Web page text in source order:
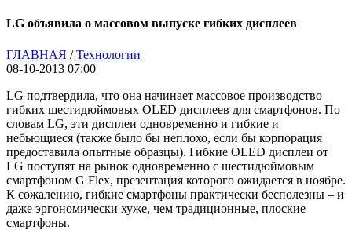
LG объявила о массовом выпуске гибких дисплеев
ГЛАВНАЯ /Технологии
08-10-2013 07:00
LG подтвердила, что она начинает массовое производство
гибких шестидюймовых OLED дисплеев для смартфонов. По
словам LG, эти дисплеи одновременно и гибкие и
небьющиеся (также было бы неплохо, если бы корпорация
предоставила опытные образцы). Гибкие OLED дисплеи от
LG поступят на рынок одновременно с шестидюймовым
смартфоном G Flex, презентация которого ожидается в ноябре.
К сожалению, гибкие смартфоны практически бесполезны – и
даже эргономически хуже, чем традиционные, плоские
смартфоны.